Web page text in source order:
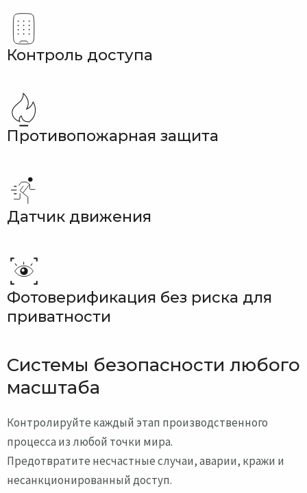
Контроль доступа
Противопожарная защита
Датчик движения
Фотоверификация без риска для
приватности
Системы безопасности любого
масштаба
Контролируйте каждый этап производственного
процесса из любой точки мира.
Предотвратите несчастные случаи, аварии, кражи и
несанкционированный доступ.